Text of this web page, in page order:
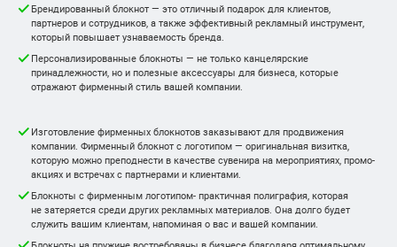
Брендированный блокнот — это отличный подарок для клиентов,
партнеров и сотрудников, а также эффективный рекламный инструмент,
который повышает узнаваемость бренда.
Персонализированные блокноты — не только канцелярские
принадлежности, но и полезные аксессуары для бизнеса, которые
отражают фирменный стиль вашей компании.
Изготовление фирменных блокнотов заказывают для продвижения
компании. Фирменный блокнот с логотипом — оригинальная визитка,
которую можно преподнести в качестве сувенира на мероприятиях, промо-
акциях и встречах с партнерами и клиентами.
Блокноты с фирменным логотипом- практичная полиграфия, которая
не затеряется среди других рекламных материалов. Она долго будет
служить вашим клиентам, напоминая о вас и вашей компании.